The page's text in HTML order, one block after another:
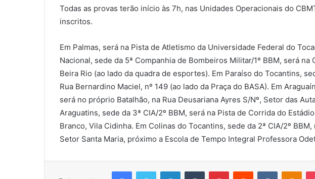
Todas as provas terão início às 7h, nas Unidades Operacionais do
inscritos.
Em Palmas, será na Pista de Atletismo da Universidade Federal do
Nacional, sede da 5ª Companhia de Bombeiros Militar/1º BBM, será na
Beira Rio (ao lado da quadra de esportes). Em Paraíso do Tocantins,
Rua Bernardino Maciel, nº 149 (ao lado da Praça do BASA). Em
será no próprio Batalhão, na Rua Deusariana Ayres S/Nº, Setor das
Araguatins, sede da 3ª CIA/2º BBM, será na Pista de Corrida do
Branco, Vila Cidinha. Em Colinas do Tocantins, sede da 2ª CIA/2º BBM,
Setor Santa Maria, próximo a Escola de Tempo Integral Professora